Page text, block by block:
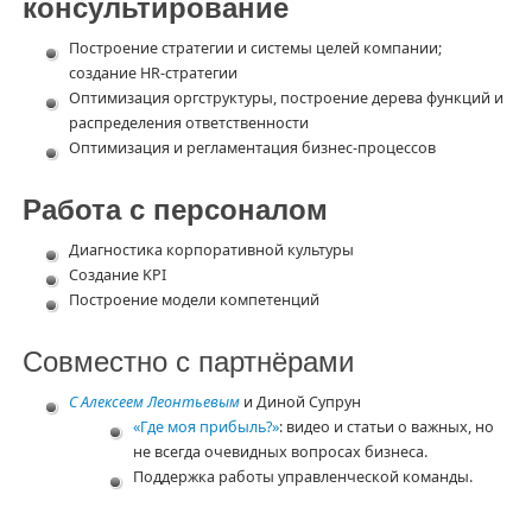
Построение стратегии и системы целей компании;
создание HR-стратегии
Оптимизация оргструктуры, построение дерева функций и
распределения ответственности
Оптимизация и регламентация бизнес-процессов
Работа с персоналом
Диагностика корпоративной культуры
Создание KPI
Построение модели компетенций
Совместно с партнёрами
С Алексеем Леонтьевыми Диной Супрун
«Где моя прибыль?»: видео и статьи о важных, но
не всегда очевидных вопросах бизнеса.
Поддержка работы управленческой команды.